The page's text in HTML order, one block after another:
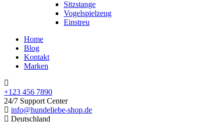
Sitzstange
Vogelspielzeug
Einstreu
Home
Blog
Kontakt
Marken
+123 456 7890
24/7 Support Center
info@hundeliebe-shop.de
Deutschland